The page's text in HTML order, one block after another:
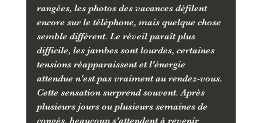
rangées, les photos des vacances défilent
encore sur le téléphone, mais quelque chose
semble différent. Le réveil paraît plus
difficile, les jambes sont lourdes, certaines
tensions réapparaissent et l'énergie
attendue n'est pas vraiment au rendez-vous.
Cette sensation surprend souvent. Après
plusieurs jours ou plusieurs semaines de
congés, beaucoup s'attendent à revenir